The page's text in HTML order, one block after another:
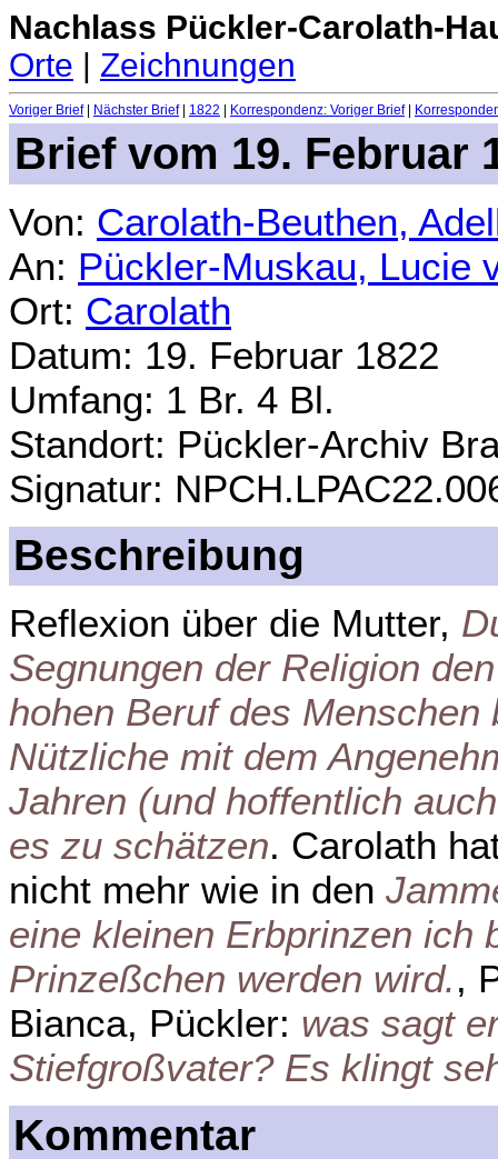
Nachlass Pückler-Carolath-
Orte | Zeichnungen
Voriger Brief| Nächster Brief| 1822 Korrespondenz: Voriger Brief|
Brief vom 19. Februar
Von: Carolath-Beuthen,
An: Pückler-Muskau, Lucie
Ort: Carolath
Datum: 19. Februar 1822
Umfang: 1 Br. 4 Bl.
Standort: Pückler-Archiv
Signatur:
Beschreibung
Reflexion über die Mutter,
Segnungen der Religion
hohen Beruf des
Nützliche mit dem
Jahren (und hoffentlich
es zu schätzen. Carolath
nicht mehr wie in den
eine kleinen Erbprinzen ich
Prinzeßchen werden wird.,
Bianca, Pückler: was sagt
Stiefgroßvater? Es klingt
Kommentar